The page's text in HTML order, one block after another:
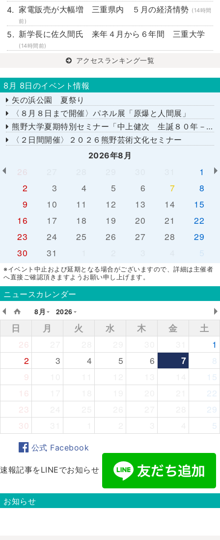
家電販売が大幅増 三重県内 ５月の経済情勢 (14時間
前)
新学長に佐久間氏 来年４月から６年間 三重大学
(14時間前)
アクセスランキング一覧
8月 8日のイベント情報
矢の浜公園 夏祭り
〈８月８日まで開催〉パネル展「原爆と人間展」
熊野大学夏期特別セミナー「中上健次 生誕８０年－時代へのまなざし－」
〈２日間開催〉２０２６熊野芸術文化セミナー
2026年8月
26
1
2
3 4 5 6 7
8
9
10 11 12 13 14
15
16
17 18 19 20 21
22
23
24 25 26 27 28
29
30
31 5
※イベント中止および延期となる場合がございますので、詳細は主催者
へ直接ご確認頂きますようお願い申し上げます。
ニュースカレンダー
8月
2026
日 月 火 水 木 金
土
26
1
2
3 4 5 6 7
8
9
15
16
22
23
29
30
5
公式 Facebook
速報記事をLINEでお知らせ
お知らせ